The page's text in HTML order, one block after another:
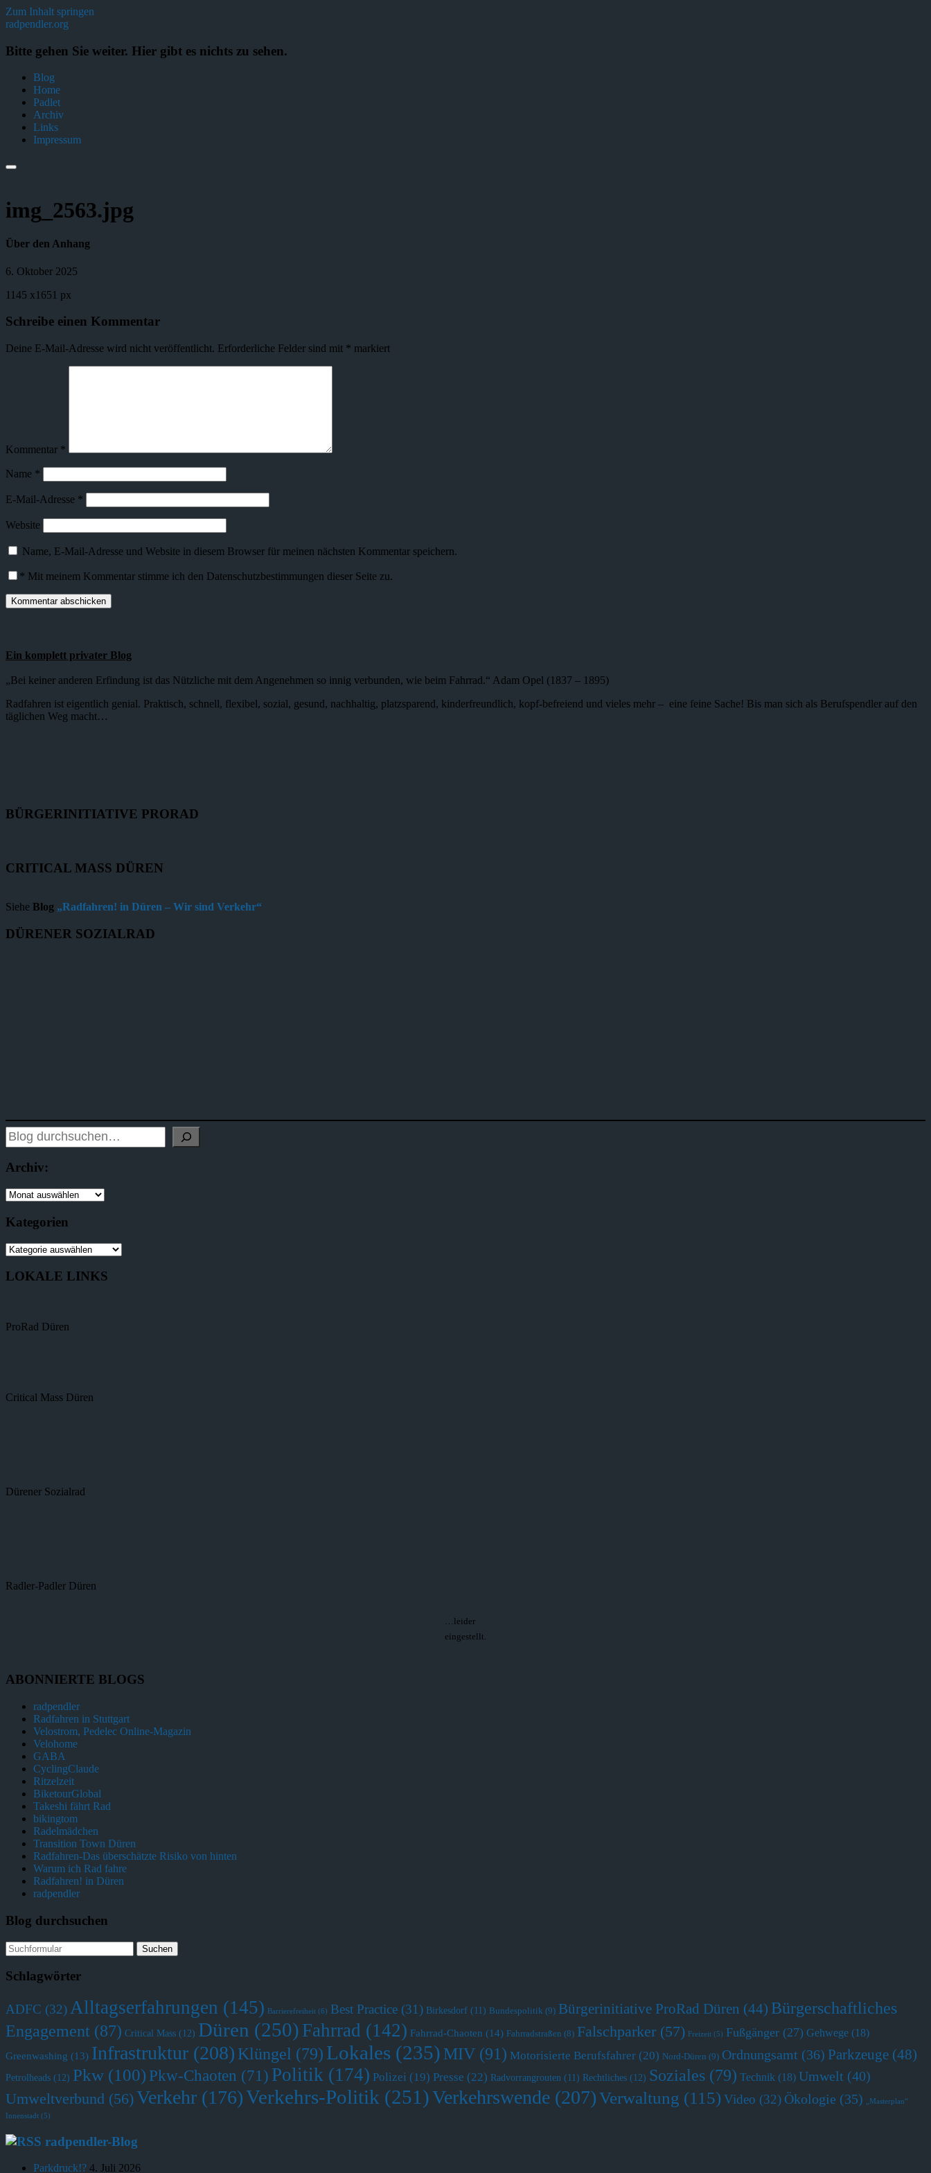
Zum Inhalt springen
radpendler.org
Bitte gehen Sie weiter. Hier gibt es nichts zu sehen.
Blog
Home
Padlet
Archiv
Links
Impressum
img_2563.jpg
Über den Anhang
6. Oktober 2025
1145 x1651 px
Schreibe einen Kommentar
Deine E-Mail-Adresse wird nicht veröffentlicht. Erforderliche Felder sind mit * markiert
Kommentar *
Name *
E-Mail-Adresse *
Website
Name, E-Mail-Adresse und Website in diesem Browser für meinen nächsten Kommentar speichern.
* Mit meinem Kommentar stimme ich den Datenschutzbestimmungen dieser Seite zu.
Ein komplett privater Blog
„Bei keiner anderen Erfindung ist das Nützliche mit dem Angenehmen so innig verbunden, wie beim Fahrrad.“ Adam Opel (1837 – 1895)
Radfahren ist eigentlich genial. Praktisch, schnell, flexibel, sozial, gesund, nachhaltig, platzsparend, kinderfreundlich, kopf-befreiend und vieles mehr – eine feine Sache! Bis man sich als Berufspendler auf den
täglichen Weg macht…
BÜRGERINITIATIVE PRORAD
CRITICAL MASS DÜREN
Siehe Blog „Radfahren! in Düren – Wir sind Verkehr“
DÜRENER SOZIALRAD
Archiv:
Kategorien
LOKALE LINKS
ProRad Düren
Critical Mass Düren
Dürener Sozialrad
Radler-Padler Düren
…leider
eingestellt.
ABONNIERTE BLOGS
radpendler
Radfahren in Stuttgart
Velostrom, Pedelec Online-Magazin
Velohome
GABA
CyclingClaude
Ritzelzeit
BiketourGlobal
Takeshi fährt Rad
bikingtom
Radelmädchen
Transition Town Düren
Radfahren-Das überschätzte Risiko von hinten
Warum ich Rad fahre
Radfahren! in Düren
radpendler
Blog durchsuchen
Schlagwörter
ADFC (32)Alltagserfahrungen (145) Barrierefreiheit (6) Best Practice (31) Birkesdorf (11) Bundespolitik (9) Bürgerinitiative ProRad Düren (44) Bürgerschaftliches
Engagement (87) Critical Mass (12) Düren (250) Fahrrad (142) Fahrrad-Chaoten (14) Fahrradstraßen (8) Falschparker (57) Freizeit (5) Fußgänger (27) Gehwege (18)
Greenwashing (13) Infrastruktur (208) Klüngel (79) Lokales (235) MIV (91) Motorisierte Berufsfahrer (20) Nord-Düren (9) Ordnungsamt (36) Parkzeuge (48)
Petrolheads (12) Pkw (100) Pkw-Chaoten (71) Politik (174) Polizei (19) Presse (22) Radvorrangrouten (11) Rechtliches (12) Soziales (79) Technik (18) Umwelt (40)
Umweltverbund (56)Verkehr (176)Verkehrs-Politik (251)Verkehrswende (207)Verwaltung (115) Video (32) Ökologie (35)
„Masterplan“
Innenstadt (5)
radpendler-Blog
Parkdruck!? 4. Juli 2026